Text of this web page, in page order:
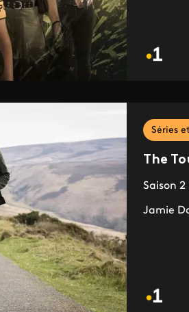
Séries
The
Saison 2
Jamie